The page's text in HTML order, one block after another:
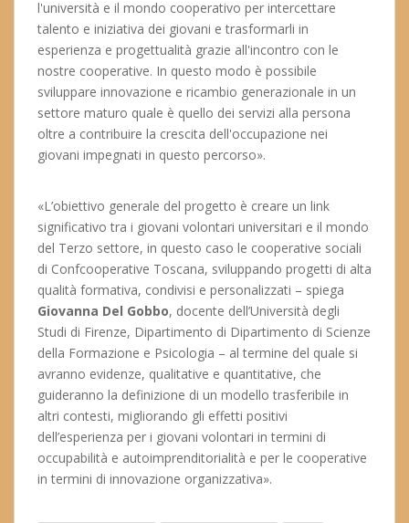
l'università e il mondo cooperativo per intercettare
talento e iniziativa dei giovani e trasformarli in
esperienza e progettualità grazie all'incontro con le
nostre cooperative. In questo modo è possibile
sviluppare innovazione e ricambio generazionale in un
settore maturo quale è quello dei servizi alla persona
oltre a contribuire la crescita dell'occupazione nei
giovani impegnati in questo percorso».
«L’obiettivo generale del progetto è creare un link
significativo tra i giovani volontari universitari e il mondo
del Terzo settore, in questo caso le cooperative sociali
di Confcooperative Toscana, sviluppando progetti di alta
qualità formativa, condivisi e personalizzati – spiega
Giovanna Del Gobbo, docente dell’Università degli
Studi di Firenze, Dipartimento di Dipartimento di Scienze
della Formazione e Psicologia – al termine del quale si
avranno evidenze, qualitative e quantitative, che
guideranno la definizione di un modello trasferibile in
altri contesti, migliorando gli effetti positivi
dell’esperienza per i giovani volontari in termini di
occupabilità e autoimprenditorialità e per le cooperative
in termini di innovazione organizzativa».